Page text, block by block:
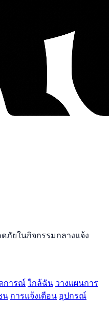
ยในกิจกรรมกลางแจ้ง
การณ์ใกล้ฉัน วางแผนการ
น การแจ้งเตือน อุปกรณ์